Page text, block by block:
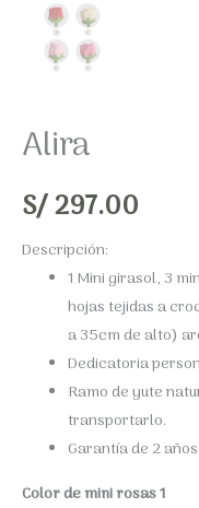
Alira
S/297.00
Descripción:
1 Mini girasol, 3
hojas tejidas a
a 35cm de alto)
Dedicatoria
Ramo de yute
transportarlo.
Garantía de 2
Color de mini rosas 1